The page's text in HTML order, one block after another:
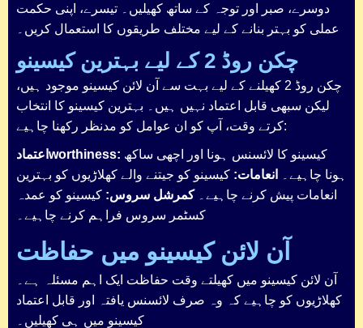
دوسرے، صبر اور توجہ کے ساتھ کھیلیں۔ تیسرے، اپنی حکمت
عملی کو بہتر بنانے کے لیے مختلف طریقوں کا استعمال کریں۔
چکن روڈ 2 کے لیے بہترین کیسینو
چکن روڈ 2 کھیلنے کے لیے بہت سے آن لائن کیسینو موجود ہیں،
لیکن سبھی قابل اعتماد نہیں ہیں۔ بہترین کیسینو کا انتخاب
کرتے وقت، آپ کو ان عوامل کو مدنظر رکھنا چاہیے:
اعتمادworthiness:
ہونا چاہیے۔
انعامات: کیسینو کو جیتنے والے کھلاڑیوں کو بہترین
انعامات پیش کرنے چاہیے۔کمرشل سروس: کیسینو کو عمدہ
کسٹمر سروس فراہم کرنے چاہیے۔
آن لائن کیسینو میں حفاظت
آن لائن کیسینو میں کھیلتے وقت حفاظت ایک اہم مسئلہ ہے۔
کھلاڑیوں کو چاہیے کہ وہ صرف لائسنس یافتہ اور قابل اعتماد
کیسینو میں ہی کھیلیں۔